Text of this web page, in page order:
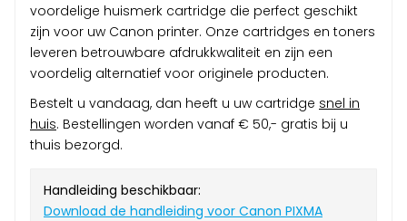
voordelige huismerk cartridge die perfect geschikt
zijn voor uw Canon printer. Onze cartridges en toners
leveren betrouwbare afdrukkwaliteit en zijn een
voordelig alternatief voor originele producten.
Bestelt u vandaag, dan heeft u uw cartridge snel in
huis. Bestellingen worden vanaf € 50,- gratis bij u
thuis bezorgd.
Handleiding beschikbaar:
Download de handleiding voor Canon PIXMA